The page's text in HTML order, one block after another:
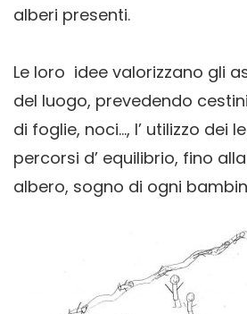
alberi presenti.
Le loro idee valorizzano gli
del luogo, prevedendo
di foglie, noci…, l’ utilizzo dei
percorsi d’ equilibrio, fino
albero, sogno di ogni